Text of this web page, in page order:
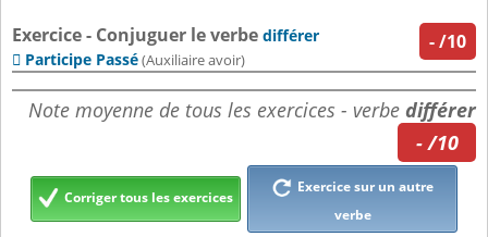
-/10
Exercice - Conjuguer le verbe différer
 Participe Passé(Auxiliaire avoir)
Note moyenne de tous les exercices - verbe différer
- /10
Corriger tous les exercices
Exercice sur un autre
verbe